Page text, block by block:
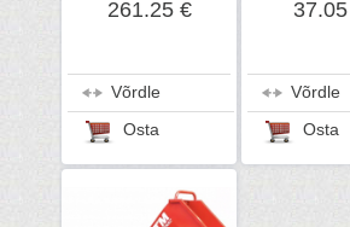
261.25 €
Võrdle
Osta
Võrdle
Osta